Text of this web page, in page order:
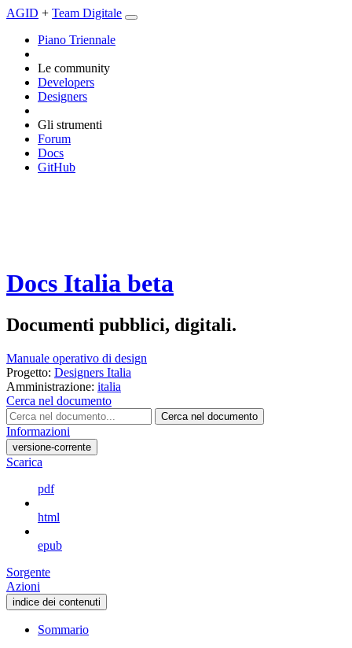
AGID + Team Digitale
Piano Triennale
Le community
Developers
Designers
Gli strumenti
Forum
Docs
GitHub
Docs Italia beta
Documenti pubblici, digitali.
Manuale operativo di design
Progetto: Designers Italia
Amministrazione: italia
Cerca nel documento
Cerca nel documento
Informazioni
versione-corrente
Scarica
pdf
html
epub
Sorgente
Azioni
indice dei contenuti
Sommario